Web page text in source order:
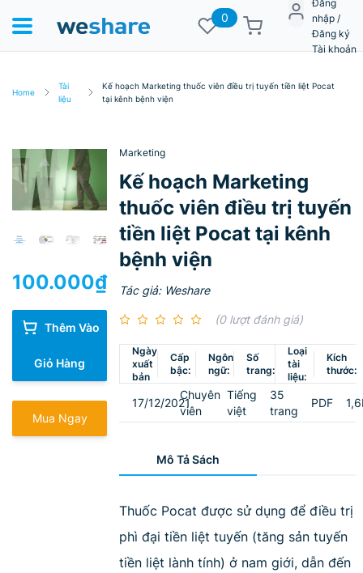
0
Đăng
nhập /
Đăng ký
Tài khoản
Home
Tài
liệu
Kế hoạch Marketing thuốc viên điều trị tuyến tiền liệt Pocat
tại kênh bệnh viện
100.000₫
Thêm Vào
Giỏ Hàng
Mua Ngay
Marketing
Kế hoạch Marketing
thuốc viên điều trị tuyến
tiền liệt Pocat tại kênh
bệnh viện
Tác giả: Weshare
(0 lượt đánh giá)
Ngày
xuất
bản
Cấp
bậc:
Ngôn
ngữ:
Số
trang:
Loại
tài
liệu:
Kích
thước:
17/12/2021
Chuyên
viên
Tiếng
việt
35
trang
PDF
Mô Tả Sách
Thuốc Pocat được sử dụng để điều trị
phì đại tiền liệt tuyến (tăng sản tuyến
tiền liệt lành tính) ở nam giới, dẫn đến